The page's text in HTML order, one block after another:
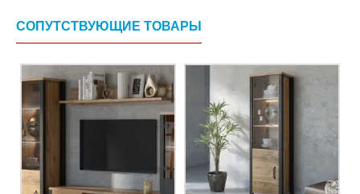
СОПУТСТВУЮЩИЕ ТОВАРЫ